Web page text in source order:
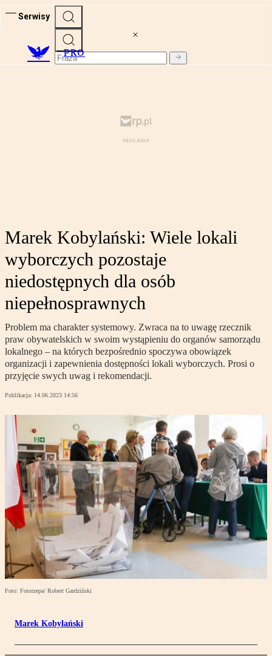
Serwisy
PRO
Marek Kobylański: Wiele lokali
wyborczych pozostaje
niedostępnych dla osób
niepełnosprawnych
Problem ma charakter systemowy. Zwraca na to uwagę rzecznik
praw obywatelskich w swoim wystąpieniu do organów samorządu
lokalnego – na których bezpośrednio spoczywa obowiązek
organizacji i zapewnienia dostępności lokali wyborczych. Prosi o
przyjęcie swych uwag i rekomendacji.
Publikacja: 14.06.2023 14:56
Foto: Fotorzepa/ Robert Gardziński
Marek Kobylański